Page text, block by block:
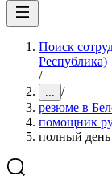
Поиск
Республика)
/
... /
резюме в
помощник
полный день